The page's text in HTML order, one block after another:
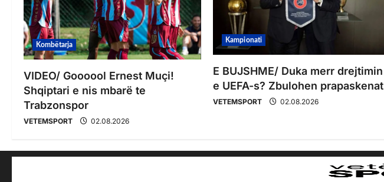
Kombëtarja
VIDEO/ Goooool Ernest Muçi!
Shqiptari e nis mbarë te
Trabzonspor
VETEMSPORT 02.08.2026
Kampionati
E BUJSHME/ Duka merr drejtimin
e UEFA-s? Zbulohen prapaskenat
VETEMSPORT 02.08.2026